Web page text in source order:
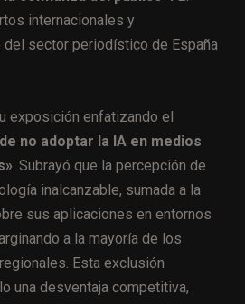
internacionales y
sector periodístico de España
exposición enfatizando el
no adoptar la IA en medios
. Subrayó que la percepción de
inalcanzable, sumada a la
sus aplicaciones en entornos
a la mayoría de los
Esta exclusión
una desventaja competitiva,